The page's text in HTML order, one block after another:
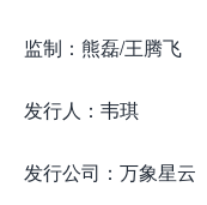
监制：熊磊/王腾飞
发行人：韦琪
发行公司：万象星云